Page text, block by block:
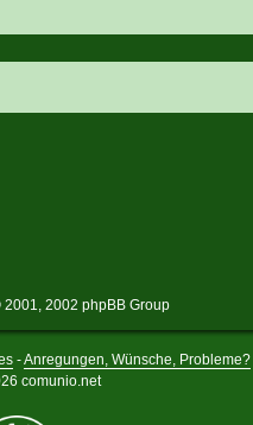
2001, 2002 phpBB Group
-Anregungen, Wünsche, Probleme?
comunio.net